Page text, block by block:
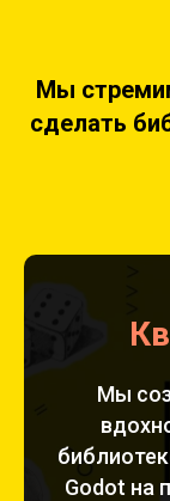
Мы
сделать
Мы
Godot на